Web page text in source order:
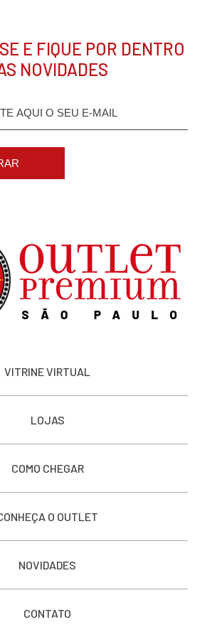
E FIQUE POR DENTRO
NOVIDADES
VITRINE VIRTUAL
LOJAS
COMO CHEGAR
O OUTLET
NOVIDADES
CONTATO